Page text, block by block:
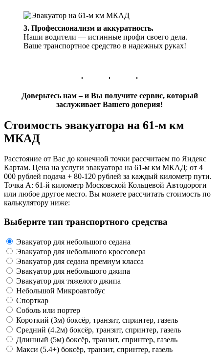
3. Профессионализм и аккуратность.
Наши водители — истинные профи своего дела.
Ваше транспортное средство в надежных руках!
Доверьтесь нам – и Вы получите сервис, который
заслуживает Вашего доверия!
Стоимость эвакуатора на 61-м км
МКАД
Расстояние от Вас до конечной точки рассчитаем по Яндекс
Картам. Цена на услуги эвакуатора на 61-м км МКАД: от 4
000 рублей подача + 80-120 рублей за каждый километр пути.
Точка А: 61-й километр Московской Кольцевой Автодороги
или любое другое место. Вы можете рассчитать стоимость по
калькулятору ниже:
Выберите тип транспортного средства
Эвакуатор для небольшого седана
Эвакуатор для небольшого кроссовера
Эвакуатор для седана премиум класса
Эвакуатор для небольшого джипа
Эвакуатор для тяжелого джипа
Небольшой Микроавтобус
Спорткар
Соболь или портер
Короткий (3м) боксёр, транзит, спринтер, газель
Средний (4.2м) боксёр, транзит, спринтер, газель
Длинный (5м) боксёр, транзит, спринтер, газель
Макси (5.4+) боксёр, транзит, спринтер, газель